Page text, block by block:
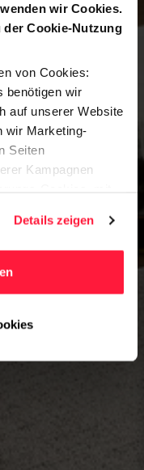
wir Cookies.
Cookie-Nutzung
von Cookies:
benötigen wir
auf unserer Website
wir Marketing-
Seiten
Kampagnen
jederzeit – auch
Du zulässt und
Details zeigen